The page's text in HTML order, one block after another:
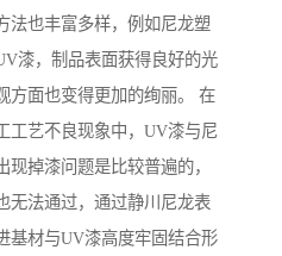
法也丰富多样，例如尼龙塑
漆，制品表面获得良好的光
方面也变得更加的绚丽。 在
工艺不良现象中，UV漆与尼
掉漆问题是比较普遍的，
无法通过，通过静川尼龙表
基材与UV漆高度牢固结合形